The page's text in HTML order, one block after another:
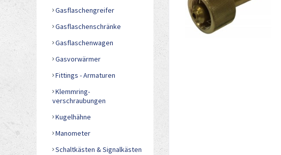
Gasflaschengreifer
Gasflaschenschränke
Gasflaschenwagen
Gasvorwärmer
Fittings - Armaturen
Klemmring-
verschraubungen
Kugelhähne
Manometer
Schaltkästen & Signalkästen